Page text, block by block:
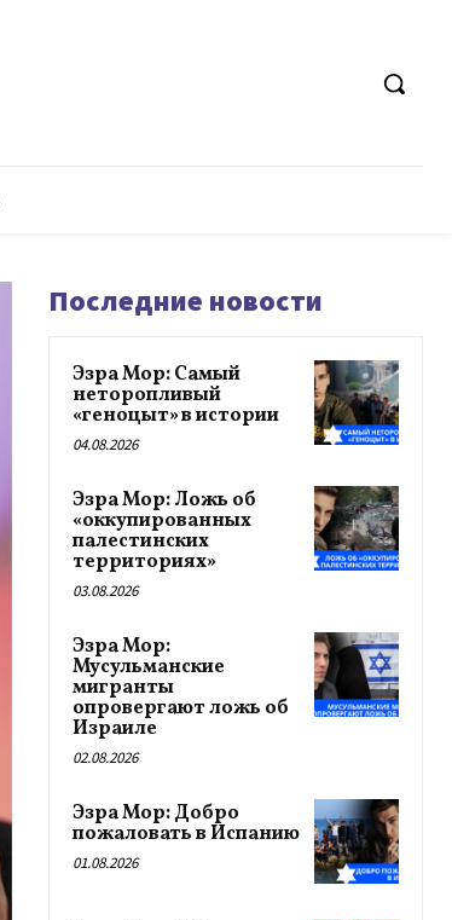
Последние новости
Эзра Мор: Самый
неторопливый
«геноцыт» в истории
04.08.2026
Эзра Мор: Ложь об
«оккупированных
палестинских
территориях»
03.08.2026
Эзра Мор:
Мусульманские
мигранты
опровергают ложь об
Израиле
02.08.2026
Эзра Мор: Добро
пожаловать в Испанию
01.08.2026